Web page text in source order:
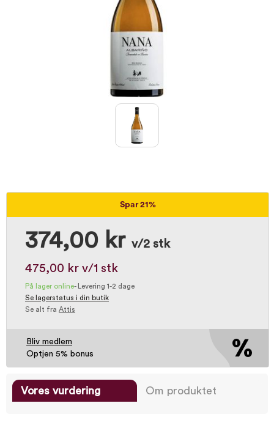
Spar 21%
374,00 kr v/2 stk
475,00 kr v/1 stk
På lager online-
Levering 1-2 dage
Se lagerstatus i din butik
Se alt fra Attis
Bliv medlem
Optjen 5% bonus
Vores vurdering Om produktet